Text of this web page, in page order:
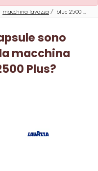
macchina lavazza / blue 2500 plus
sono
macchina
Plus?